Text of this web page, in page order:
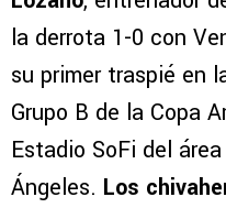
la derrota 1-0 con
su primer traspié en
Grupo B de la Copa
Estadio SoFi del
Ángeles. Los